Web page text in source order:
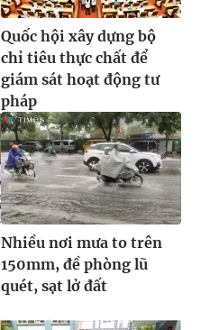
Quốc hội xây dựng bộ
chỉ tiêu thực chất để
giám sát hoạt động tư
pháp
Nhiều nơi mưa to trên
150mm, đề phòng lũ
quét, sạt lở đất